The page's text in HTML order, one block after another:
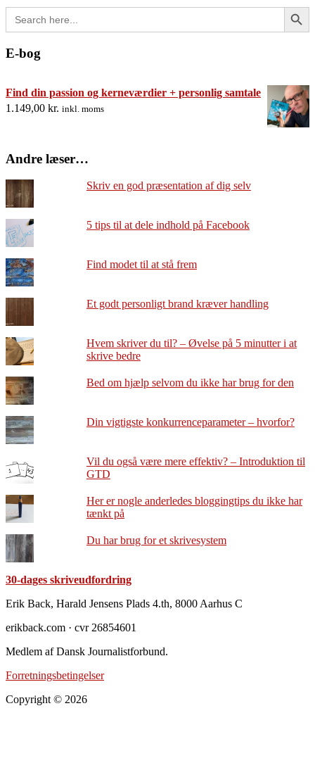
Search
for:
Search Button
E-bog
Find din passion og kerneværdier + personlig samtale
1.149,00 kr. inkl. moms
Andre læser…
Skriv en god præsentation af dig selv
5 tips til at dele indhold på Facebook
Find modet til at stå frem
Et godt personligt brand kræver handling
Hvem skriver du til? – Øvelse på 5 minutter i at
skrive bedre
Bed om hjælp selvom du ikke har brug for den
Din vigtigste konkurrenceparameter – hvorfor?
Vil du også være mere effektiv? – Introduktion til
GTD
Her er nogle anderledes bloggingtips du ikke har
tænkt på
Du har brug for et skrivesystem
30-dages skriveudfordring
Footer
Erik Back, Harald Jensens Plads 4.th, 8000 Aarhus C
erikback.com · cvr 26854601
Medlem af Dansk Journalistforbund.
Forretningsbetingelser
Copyright © 2026